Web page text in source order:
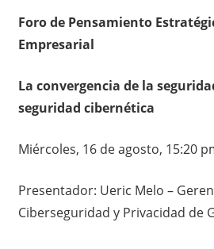
Foro de Pensamiento
Empresarial
La convergencia de la
seguridad cibernética
Miércoles, 16 de agosto, 15:20
Presentador: Ueric Melo –
Ciberseguridad y Privacidad de